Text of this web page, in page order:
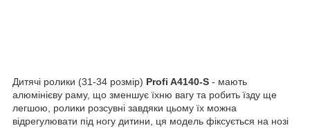
Дитячі ролики (31-34 розмір) Profi A4140-S - мають
алюмінієву раму, що зменшує їхню вагу та робить їзду ще
легшою, ролики розсувні завдяки цьому їх можна
відрегулювати під ногу дитини, ця модель фіксується на нозі